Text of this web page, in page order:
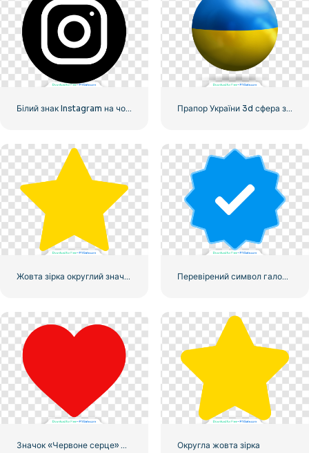
Білий знак Instagram на чорному колі Прапор України 3d сфера значок
Жовта зірка округлий значок Перевірений символ галочки Instagram
Округла жовта зірка